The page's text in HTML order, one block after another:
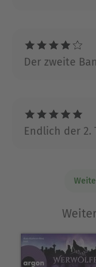
Zynikerin mit
sprang sie über
Fantasy-
Der zweite
Endlich der 2.